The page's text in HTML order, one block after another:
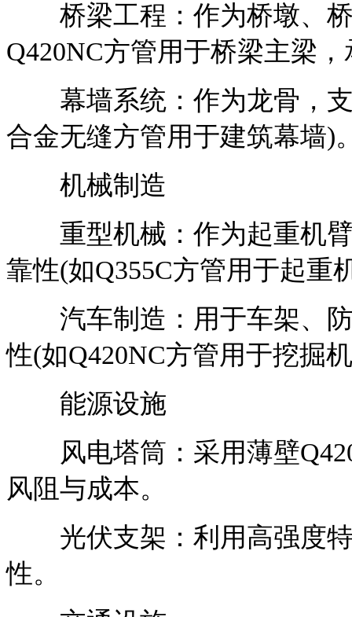
桥梁工程：作为桥墩、桥
Q420NC方管用于桥梁主梁
幕墙系统：作为龙骨，支
合金无缝方管用于建筑幕墙)
机械制造
重型机械：作为起重机臂
靠性(如Q355C方管用于起重
汽车制造：用于车架、防
性(如Q420NC方管用于挖掘
能源设施
风电塔筒：采用薄壁
风阻与成本。
光伏支架：利用高强度特
性。